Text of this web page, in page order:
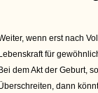
wenn erst nach
Lebenskraft für
Bei dem Akt der Geburt,
dann